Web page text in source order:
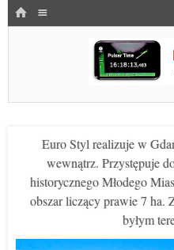
HOME
Pulsarowy.pl
Euro Styl realizuje w
wewnątrz. Przystępuje
historycznego Młodego
obszar liczący prawie 7 ha.
byłym